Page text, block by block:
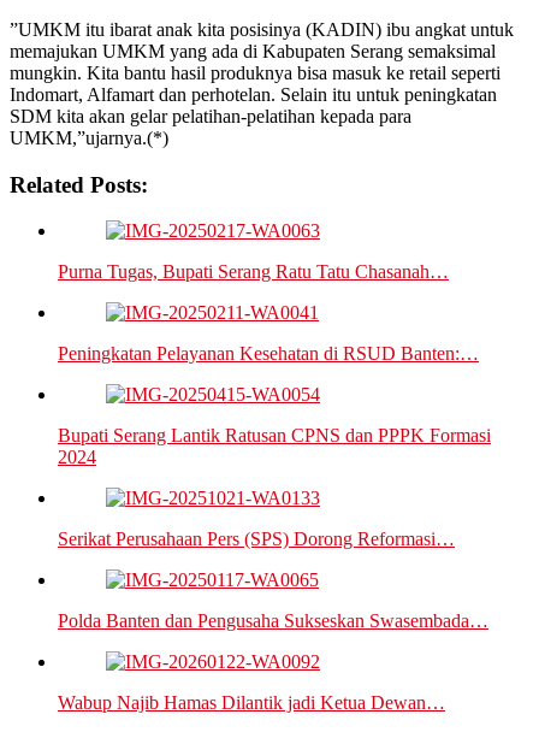
”UMKM itu ibarat anak kita posisinya (KADIN) ibu angkat untuk
memajukan UMKM yang ada di Kabupaten Serang semaksimal
mungkin. Kita bantu hasil produknya bisa masuk ke retail seperti
Indomart, Alfamart dan perhotelan. Selain itu untuk peningkatan
SDM kita akan gelar pelatihan-pelatihan kepada para
UMKM,”ujarnya.(*)
Related Posts:
Purna Tugas, Bupati Serang Ratu Tatu Chasanah…
Peningkatan Pelayanan Kesehatan di RSUD Banten:…
Bupati Serang Lantik Ratusan CPNS dan PPPK Formasi
2024
Serikat Perusahaan Pers (SPS) Dorong Reformasi…
Polda Banten dan Pengusaha Sukseskan Swasembada…
Wabup Najib Hamas Dilantik jadi Ketua Dewan…